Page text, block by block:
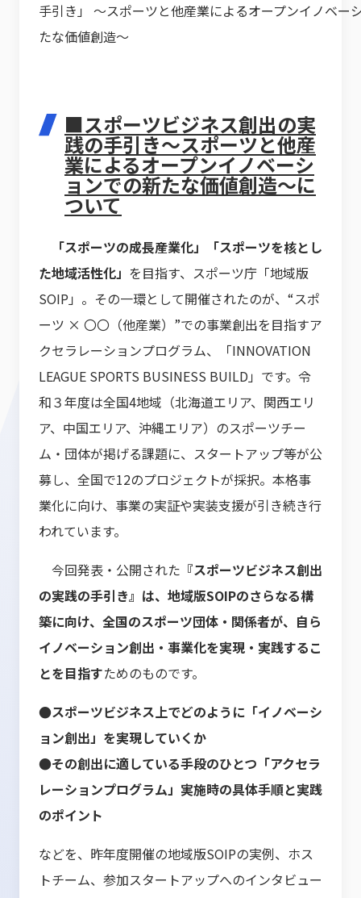
手引き」 〜スポーツと他産業によるオープンイノベー
たな価値創造〜
■スポーツビジネス創出の実
践の手引き〜スポーツと他産
業によるオープンイノベーシ
ョンでの新たな価値創造〜に
ついて
「スポーツの成長産業化」「スポーツを核とし
た地域活性化」 を目指す、スポーツ庁「地域版
SOIP」。その一環として開催されたのが、“スポ
ーツ × 〇〇（他産業）”での事業創出を目指すア
クセラレーションプログラム、「INNOVATION
LEAGUE SPORTS BUSINESS BUILD」です。令
和３年度は全国4地域（北海道エリア、関西エリ
ア、中国エリア、沖縄エリア）のスポーツチー
ム・団体が掲げる課題に、スタートアップ等が公
募し、全国で12のプロジェクトが採択。本格事
業化に向け、事業の実証や実装支援が引き続き行
われています。
今回発表・公開された 『スポーツビジネス創出
の実践の手引き』は、地域版SOIPのさらなる構
築に向け、全国のスポーツ団体・関係者が、自ら
イノベーション創出・事業化を実現・実践するこ
とを目指すためのものです。
●スポーツビジネス上でどのように「イノベーシ
ョン創出」を実現していくか
●その創出に適している手段のひとつ「アクセラ
レーションプログラム」実施時の具体手順と実践
のポイント
などを、昨年度開催の地域版SOIPの実例、ホス
トチーム、参加スタートアップへのインタビュー